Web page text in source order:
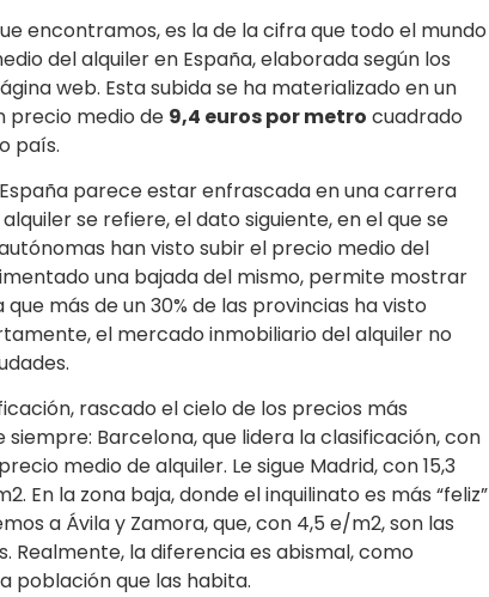
encontramos, es la de la cifra que todo el mundo
del alquiler en España, elaborada según los
web. Esta subida se ha materializado en un
precio medio de 9,4 euros por metro cuadrado
país.
parece estar enfrascada en una carrera
se refiere, el dato siguiente, en el que se
han visto subir el precio medio del
una bajada del mismo, permite mostrar
más de un 30% de las provincias ha visto
el mercado inmobiliario del alquiler no
rascado el cielo de los precios más
Barcelona, que lidera la clasificación, con
medio de alquiler. Le sigue Madrid, con 15,3
En la zona baja, donde el inquilinato es más “feliz”
a Ávila y Zamora, que, con 4,5 e/m2, son las
Realmente, la diferencia es abismal, como
población que las habita.